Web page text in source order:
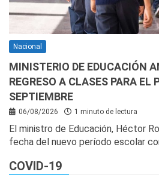
Nacional
MINISTERIO DE EDUCACIÓN
REGRESO A CLASES PARA EL
SEPTIEMBRE
06/08/2026 1 minuto de lectura
El ministro de Educación, Héctor
fecha del nuevo período escolar
COVID-19